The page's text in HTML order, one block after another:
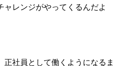
ャレンジがやってくるんだよ
正社員として働くようになるま